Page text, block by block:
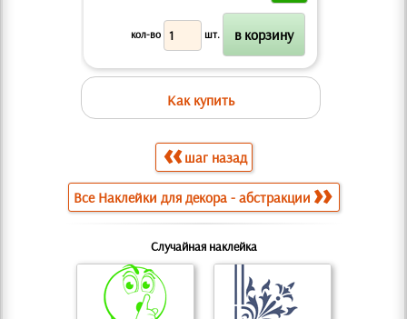
кол-во шт.
Как купить
шаг назад
Все Наклейки для декора - абстракции
Случайная наклейка